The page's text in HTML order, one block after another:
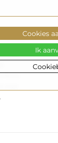
ervoor
met
Cookies
Ik